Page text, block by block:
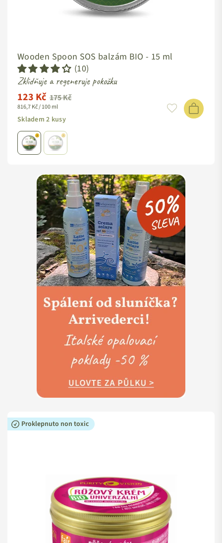
Wooden Spoon SOS balzám BIO - 15 ml
(10)
Zklidňuje a regeneruje pokožku
Standardní
cena
123 Kč 175 Kč
816,7 Kč / 100 ml
Skladem 2 kusy
Proklepnuto non toxic